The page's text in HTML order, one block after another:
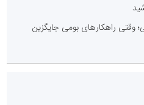
وقتی راهکارهای بومی جایگزین